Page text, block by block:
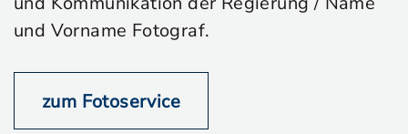
und Vorname Fotograf.
zum Fotoservice